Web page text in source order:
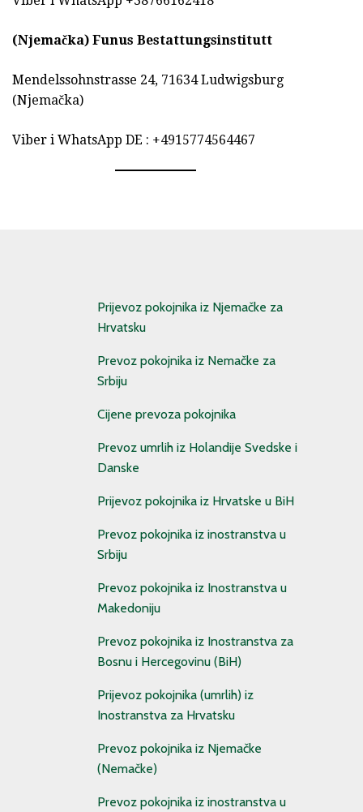
(Njemačka) Funus Bestattungsinstitutt
Mendelssohnstrasse 24, 71634 Ludwigsburg
(Njemačka)
Viber i WhatsApp DE : +4915774564467
Prijevoz pokojnika iz Njemačke za
Hrvatsku
Prevoz pokojnika iz Nemačke za
Srbiju
Cijene prevoza pokojnika
Prevoz umrlih iz Holandije Svedske i
Danske
Prijevoz pokojnika iz Hrvatske u BiH
Prevoz pokojnika iz inostranstva u
Srbiju
Prevoz pokojnika iz Inostranstva u
Makedoniju
Prevoz pokojnika iz Inostranstva za
Bosnu i Hercegovinu (BiH)
Prijevoz pokojnika (umrlih) iz
Inostranstva za Hrvatsku
Prevoz pokojnika iz Njemačke
(Nemačke)
Prevoz pokojnika iz inostranstva u